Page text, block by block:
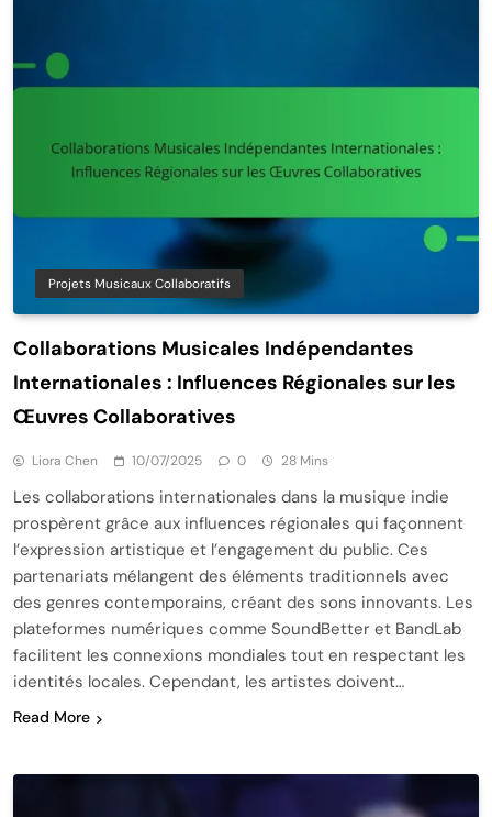
Projets Musicaux Collaboratifs
Collaborations Musicales Indépendantes
Internationales : Influences Régionales sur les
Œuvres Collaboratives
Liora Chen 10/07/2025 0 28 Mins
Les collaborations internationales dans la musique indie
prospèrent grâce aux influences régionales qui façonnent
l’expression artistique et l’engagement du public. Ces
partenariats mélangent des éléments traditionnels avec
des genres contemporains, créant des sons innovants. Les
plateformes numériques comme SoundBetter et BandLab
facilitent les connexions mondiales tout en respectant les
identités locales. Cependant, les artistes doivent…
Read More